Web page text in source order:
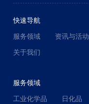
快速导航
服务领域
资讯与活动
关于我们
服务领域
工业化学品
日化品